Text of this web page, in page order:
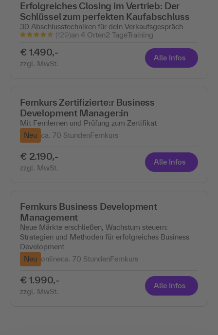
Erfolgreiches Closing im Vertrieb: Der
Schlüssel zum perfekten Kaufabschluss
30 Abschlusstechniken für dein Verkaufsgespräch
(129)an 4 Orten2 TageTraining
€ 1.490,-
zzgl. MwSt.
Alle Infos
Fernkurs Zertifizierte:r Business
Development Manager:in
Mit Fernlernen und Prüfung zum Zertifikat
Neu ca. 70 StundenFernkurs
€ 2.190,-
zzgl. MwSt.
Alle Infos
Fernkurs Business Development
Management
Neue Märkte erschließen, Wachstum steuern:
Strategien und Methoden für erfolgreiches Business
Development
Neu onlineca. 70 StundenFernkurs
€ 1.990,-
zzgl. MwSt.
Alle Infos